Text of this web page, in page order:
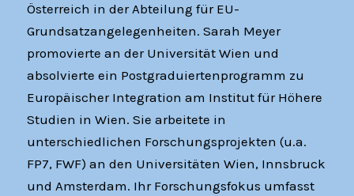
Österreich in der Abteilung für EU-
Grundsatzangelegenheiten. Sarah Meyer
promovierte an der Universität Wien und
absolvierte ein Postgraduiertenprogramm zu
Europäischer Integration am Institut für Höhere
Studien in Wien. Sie arbeitete in
unterschiedlichen Forschungsprojekten (u.a.
FP7, FWF) an den Universitäten Wien, Innsbruck
und Amsterdam. Ihr Forschungsfokus umfasst